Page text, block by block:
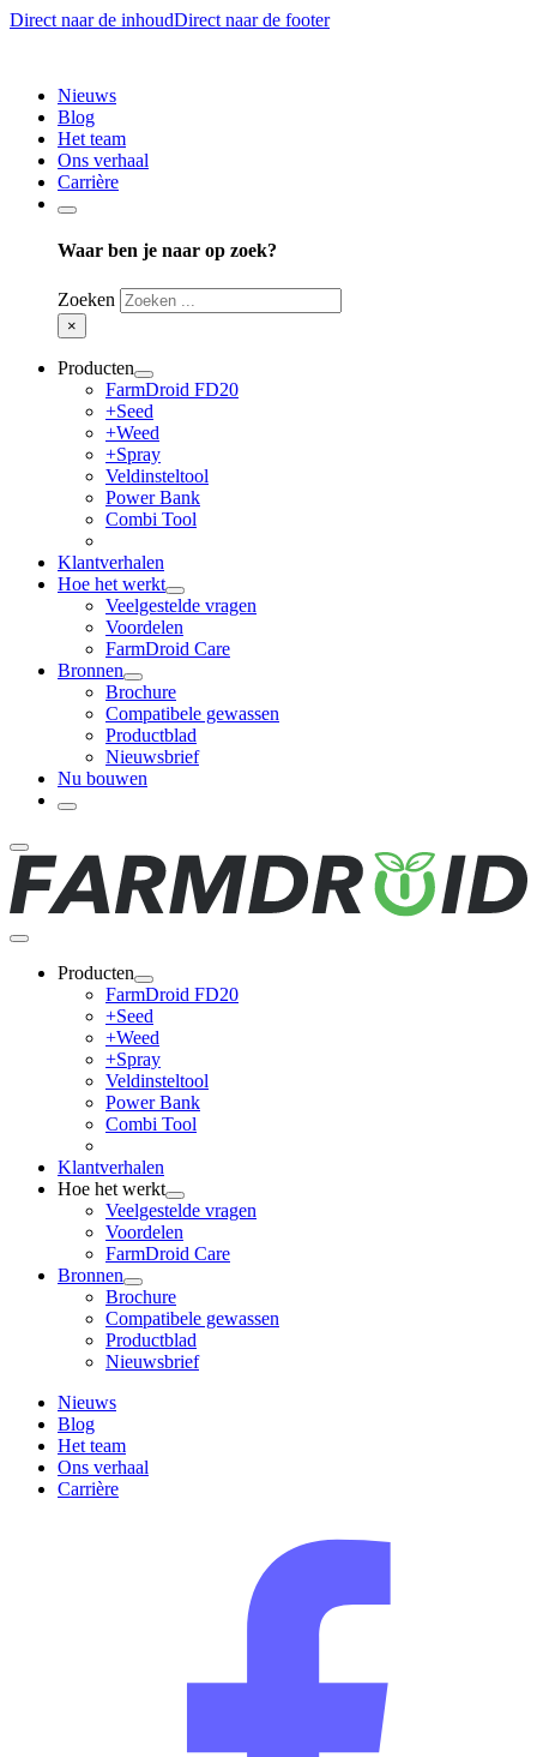
Direct naar de inhoudDirect naar de footer
Nieuws
Blog
Het team
Ons verhaal
Carrière
Waar ben je naar op zoek?
Zoeken
×
Producten
FarmDroid FD20
+Seed
+Weed
+Spray
Veldinsteltool
Power Bank
Combi Tool
Klantverhalen
Hoe het werkt
Veelgestelde vragen
Voordelen
FarmDroid Care
Bronnen
Brochure
Compatibele gewassen
Productblad
Nieuwsbrief
Nu bouwen
Producten
FarmDroid FD20
+Seed
+Weed
+Spray
Veldinsteltool
Power Bank
Combi Tool
Klantverhalen
Hoe het werkt
Veelgestelde vragen
Voordelen
FarmDroid Care
Bronnen
Brochure
Compatibele gewassen
Productblad
Nieuwsbrief
Nieuws
Blog
Het team
Ons verhaal
Carrière